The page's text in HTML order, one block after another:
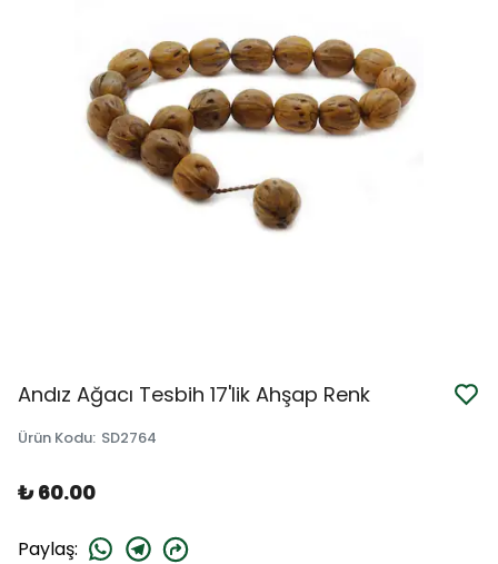
Andız Ağacı Tesbih 17'lik Ahşap Renk
Ürün Kodu: SD2764
₺ 60.00
Paylaş: